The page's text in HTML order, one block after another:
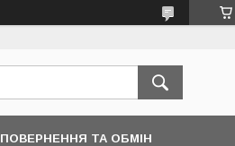
ПОВЕРНЕННЯ ТА ОБМІН